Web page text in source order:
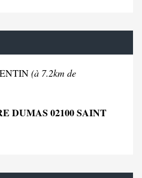
(à 7.2km de
DUMAS 02100 SAINT